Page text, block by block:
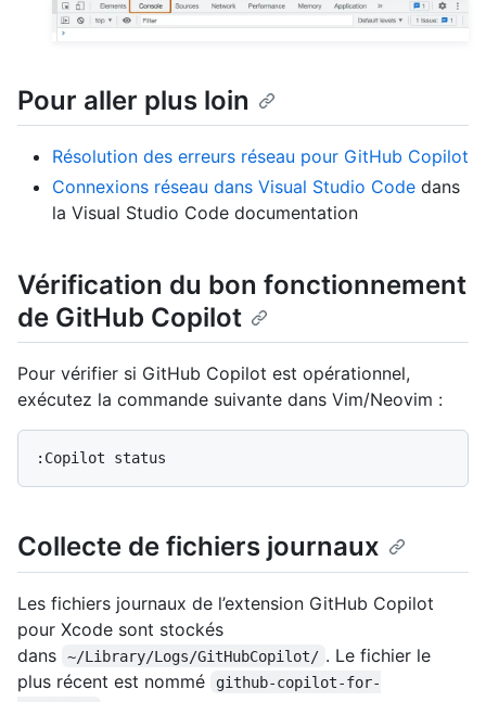
Pour aller plus loin
Résolution des erreurs réseau pour GitHub Copilot
Connexions réseau dans Visual Studio Code dans
la Visual Studio Code documentation
Vérification du bon fonctionnement
de GitHub Copilot
Pour vérifier si GitHub Copilot est opérationnel,
exécutez la commande suivante dans Vim/Neovim :
Collecte de fichiers journaux
Les fichiers journaux de l’extension GitHub Copilot
pour Xcode sont stockés
dans
~/Library/Logs/GitHubCopilot/ . Le fichier le
plus récent est nommé
github-copilot-for-